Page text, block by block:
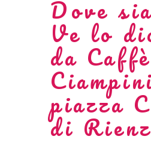
Dove
Ve lo
da Caffè
piazza
di